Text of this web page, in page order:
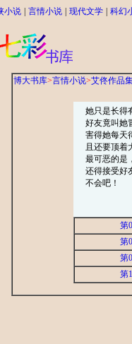
小说 言情小说 现代文学 科幻
博大书库>言情小说>艾佟作品
她只是长得
好友竟叫她
害得她每天
且还要顶着
最可恶的是，
还得接受好
不会吧！
第
第
第
第